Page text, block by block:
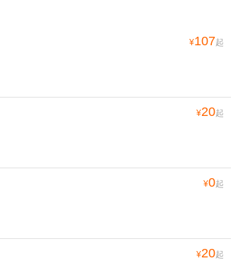
¥107起
¥20起
¥0起
¥20起